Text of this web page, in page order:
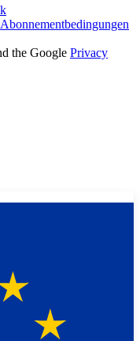
Abonnementbedingungen
the Google Privacy